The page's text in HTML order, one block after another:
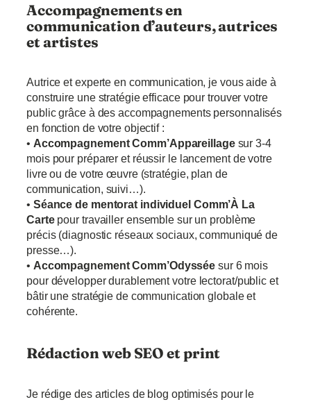
Accompagnements en
communication d’auteurs, autrices
et artistes
Autrice et experte en communication, je vous aide à
construire une stratégie efficace pour trouver votre
public grâce à des accompagnements personnalisés
en fonction de votre objectif :
• Accompagnement Comm’Appareillagesur 3-4
mois pour préparer et réussir le lancement de votre
livre ou de votre œuvre (stratégie, plan de
communication, suivi…).
• Séance de mentorat individuel Comm’À La
Cartepour travailler ensemble sur un problème
précis (diagnostic réseaux sociaux, communiqué de
presse…).
• Accompagnement Comm’Odyssée sur 6 mois
pour développer durablement votre lectorat/public et
bâtir une stratégie de communication globale et
cohérente.
Rédaction web SEO et print
Je rédige des articles de blog optimisés pour le